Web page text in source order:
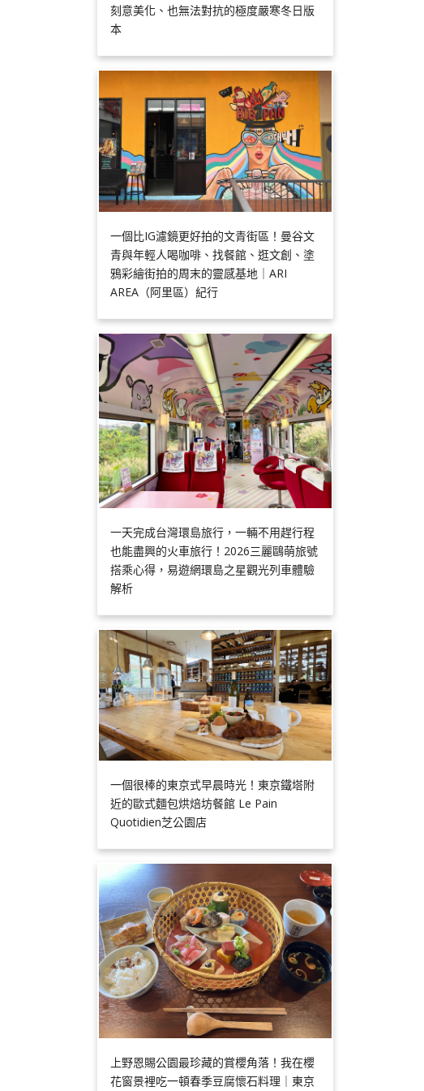
刻意美化、也無法對抗的極度嚴寒冬日版
本
一個比IG濾鏡更好拍的文青街區！曼谷文
青與年輕人喝咖啡、找餐館、逛文創、塗
鴉彩繪街拍的周末的靈感基地｜ARI
AREA（阿里區）紀行
一天完成台灣環島旅行，一輛不用趕行程
也能盡興的火車旅行！2026三麗鷗萌旅號
搭乘心得，易遊網環島之星觀光列車體驗
解析
一個很棒的東京式早晨時光！東京鐵塔附
近的歐式麵包烘焙坊餐館 Le Pain
Quotidien芝公園店
上野恩賜公園最珍藏的賞櫻角落！我在櫻
花窗景裡吃一頓春季豆腐懷石料理｜東京